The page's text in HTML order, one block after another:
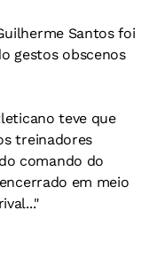
Santos foi
gestos obscenos
teve que
treinadores
comando do
em meio